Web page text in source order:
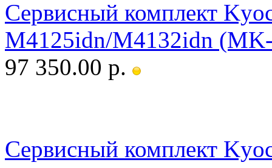
Сервисный комплект
M4125idn/M4132idn
97 350.00 р.
Сервисный комплект